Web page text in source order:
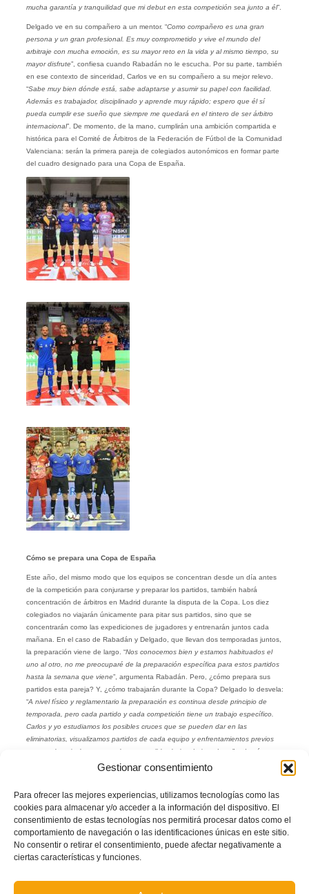
Gestionar consentimiento
Para ofrecer las mejores experiencias, utilizamos tecnologías como las
cookies para almacenar y/o acceder a la información del dispositivo. El
consentimiento de estas tecnologías nos permitirá procesar datos como el
comportamiento de navegación o las identificaciones únicas en este sitio.
No consentir o retirar el consentimiento, puede afectar negativamente a
ciertas características y funciones.
mucha garantía y tranquilidad que mi debut en esta competición sea junto a él”.
Delgado ve en su compañero a un mentor. “Como compañero es una gran
persona y un gran profesional. Es muy comprometido y vive el mundo del
arbitraje con mucha emoción, es su mayor reto en la vida y al mismo tiempo, su
mayor disfrute”, confiesa cuando Rabadán no le escucha. Por su parte, también
en ese contexto de sinceridad, Carlos ve en su compañero a su mejor relevo.
“Sabe muy bien dónde está, sabe adaptarse y asumir su papel con facilidad.
Además es trabajador, disciplinado y aprende muy rápido; espero que él sí
pueda cumplir ese sueño que siempre me quedará en el tintero de ser árbitro
internacional”. De momento, de la mano, cumplirán una ambición compartida e
histórica para el Comité de Árbitros de la Federación de Fútbol de la Comunidad
Valenciana: serán la primera pareja de colegiados autonómicos en formar parte
del cuadro designado para una Copa de España.
Cómo se prepara una Copa de España
Este año, del mismo modo que los equipos se concentran desde un día antes
de la competición para conjurarse y preparar los partidos, también habrá
concentración de árbitros en Madrid durante la disputa de la Copa. Los diez
colegiados no viajarán únicamente para pitar sus partidos, sino que se
concentrarán como las expediciones de jugadores y entrenarán juntos cada
mañana. En el caso de Rabadán y Delgado, que llevan dos temporadas juntos,
la preparación viene de largo. “Nos conocemos bien y estamos habituados el
uno al otro, no me preocuparé de la preparación específica para estos partidos
hasta la semana que viene”, argumenta Rabadán. Pero, ¿cómo prepara sus
partidos esta pareja? Y, ¿cómo trabajarán durante la Copa? Delgado lo desvela:
“A nivel físico y reglamentario la preparación es continua desde principio de
temporada, pero cada partido y cada competición tiene un trabajo específico.
Carlos y yo estudiamos los posibles cruces que se pueden dar en las
eliminatorias, visualizamos partidos de cada equipo y enfrentamientos previos
entre ambos rivales y comprobamos posibles bajas de jugadores ”, además,
añade que la autoexigencia es clave para mejorar: “Visualizamos juntos en
claves de esta exitosa pareja valenciana de árbitros.
Autor: Prensa FFCV
Facebook
TwitterCompartir